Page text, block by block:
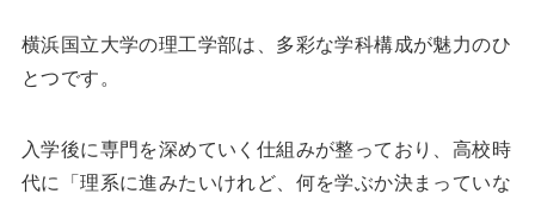
横浜国立大学の理工学部は、多彩な学科構成が魅力のひ
とつです。
入学後に専門を深めていく仕組みが整っており、高校時
代に「理系に進みたいけれど、何を学ぶか決まっていな